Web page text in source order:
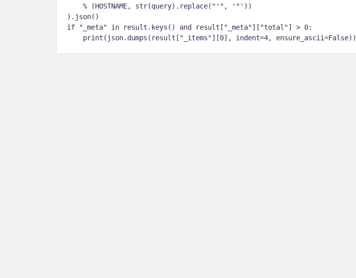
    % (HOSTNAME, str(query).replace("'", '"'))
).json()
if "_meta" in result.keys() and result["_meta"]["total"] > 0:
    print(json.dumps(result["_items"][0], indent=4, ensure_ascii=False))